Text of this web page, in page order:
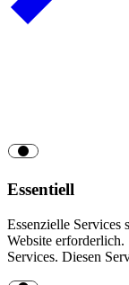
Essentiell
Essenzielle Services
Website erforderlich.
Services. Diesen